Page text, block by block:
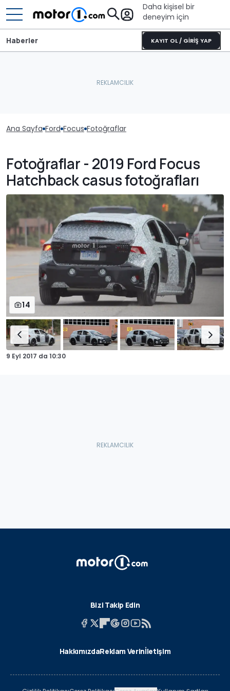
Daha kişisel bir
deneyim için
KAYIT OL / GİRİŞ YAP
Haberler
Ana Sayfa Ford Focus Fotoğraflar
Fotoğraflar - 2019 Ford Focus
Hatchback casus fotoğrafları
14
9 Eyl 2017 da 10:30
Bizi Takip Edin
HakkımızdaReklam Verinİletişim